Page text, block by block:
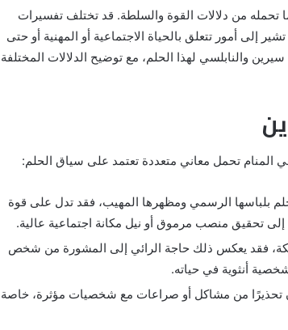
تحمله من دلالات القوة والسلطة. قد تختلف تفسيرات
إلى أمور تتعلق بالحياة الاجتماعية أو المهنية أو حتى
والنابلسي لهذا الحلم، مع توضيح الدلالات المختلفة
المنام تحمل معاني متعددة تعتمد على سياق الحلم:
بلباسها الرسمي ومظهرها المهيب، فقد تدل على قوة
تحقيق منصب مرموق أو نيل مكانة اجتماعية عالية.
فقد يعكس ذلك حاجة الرائي إلى المشورة من شخص
أنثوية في حياته.
تحذيرًا من مشاكل أو صراعات مع شخصيات مؤثرة، خاصة
من
المنام
للمتزوجة
خروج شي من الدبر في المنام للمتزوجة